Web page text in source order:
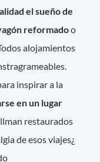
el sueño de
reformadoo
alojamientos
inspirar a la
en un lugar
restaurados
de esos viajes¿